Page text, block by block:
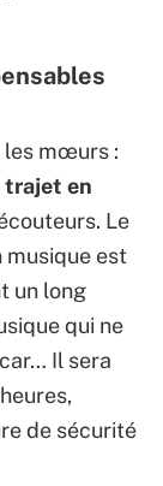
les mœurs :
trajet en
Le
musique est
un long
qui ne
Il sera
de sécurité